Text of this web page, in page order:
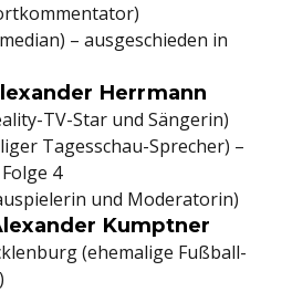
– ausgeschieden in
Herrmann
TV-Star und Sängerin)
Tagesschau-Sprecher) –
4
und Moderatorin)
Kumptner
(ehemalige Fußball-